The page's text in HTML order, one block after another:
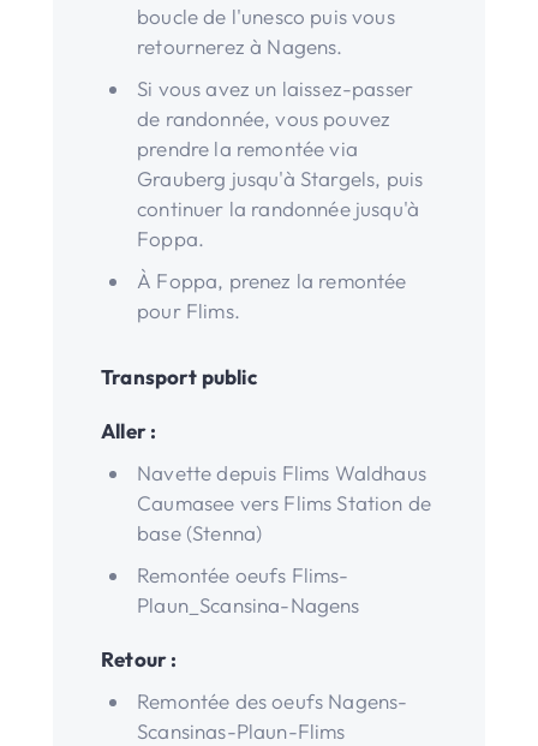
boucle de l'unesco puis vous
retournerez à Nagens.
Si vous avez un laissez-passer
de randonnée, vous pouvez
prendre la remontée via
Grauberg jusqu'à Stargels, puis
continuer la randonnée jusqu'à
Foppa.
À Foppa, prenez la remontée
pour Flims.
Transport public
Aller :
Navette depuis Flims Waldhaus
Caumasee vers Flims Station de
base (Stenna)
Remontée oeufs Flims-
Plaun_Scansina-Nagens
Retour :
Remontée des oeufs Nagens-
Scansinas-Plaun-Flims